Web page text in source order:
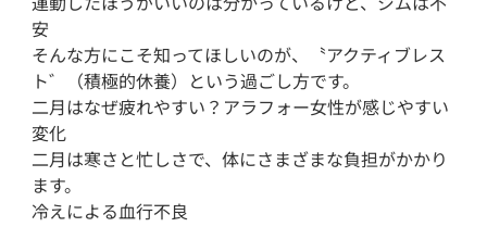
安
そんな方にこそ知ってほしいのが、〝アクティブレス
ト゛（積極的休養）という過ごし方です。
二月はなぜ疲れやすい？アラフォー女性が感じやすい
変化
二月は寒さと忙しさで、体にさまざまな負担がかかり
ます。
冷えによる血行不良